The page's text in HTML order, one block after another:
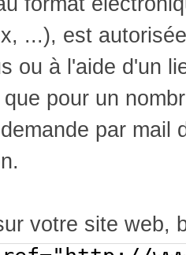
...), est
ou à l'aide d'un
pour un
par mail
votre site web,